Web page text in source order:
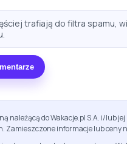
trafiają do filtra spamu,
należącą do Wakacje.pl S.A. i/
informacje lub ceny